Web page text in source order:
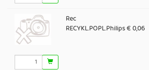
Rec
RECYKL.POPL.Philips € 0,06